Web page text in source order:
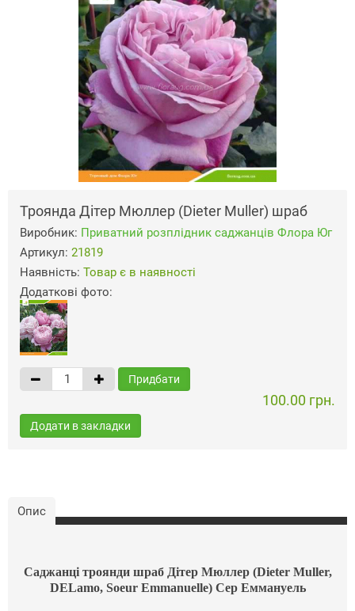
Троянда Дітер Мюллер (Dieter Muller) шраб
Виробник: Приватний розплідник саджанців Флора Юг
Артикул: 21819
Наявність: Товар є в наявності
Додаткові фото:
Придбати
100.00 грн.
Додати в закладки
Опис
Саджанці троянди шраб Дітер Мюллер (Dieter Muller,
DELamo, Soeur Emmanuelle) Сер Еммануель